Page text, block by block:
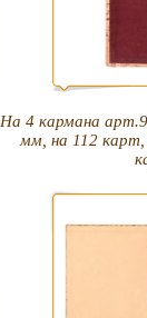
На 4 кармана
мм, на 112 карт,